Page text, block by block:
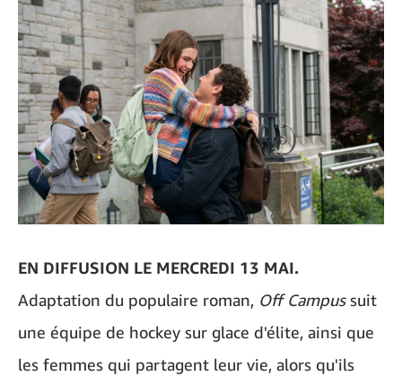
EN DIFFUSION LE MERCREDI 13 MAI.
Adaptation du populaire roman, Off Campussuit
une équipe de hockey sur glace d'élite, ainsi que
les femmes qui partagent leur vie, alors qu'ils